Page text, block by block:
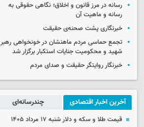
رسانه در مرز قانون و اخلاق؛ نگاهی حقوقی به
رسانه و ماهیت آن
خبرنگاری پشت صحنه‌ی حقیقت
تجمع حماسی مردم ماهنشان در خونخواهی رهبر
شهید و محکومیت جنایات استکبار برگزار شد
خبرنگار روایتگر حقیقت و صدای مردم
آخرین اخبار اقتصادی چندرسانه‌ای
قیمت طلا و سکه و دلار شنبه ۱۷ مرداد ۱۴۰۵